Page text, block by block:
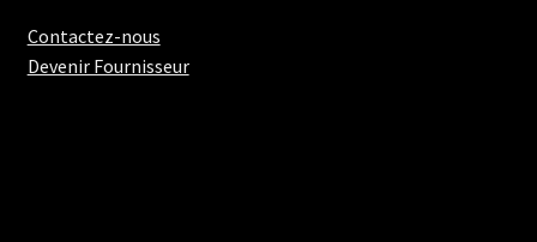
Contactez-nous
Devenir Fournisseur